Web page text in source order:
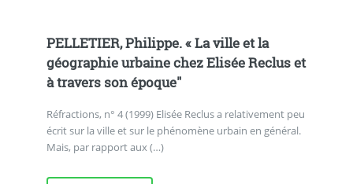
PELLETIER, Philippe. « La ville et la
géographie urbaine chez Elisée Reclus et
à travers son époque"
Réfractions, n° 4 (1999) Elisée Reclus a relativement peu
écrit sur la ville et sur le phénomène urbain en général.
Mais, par rapport aux (…)